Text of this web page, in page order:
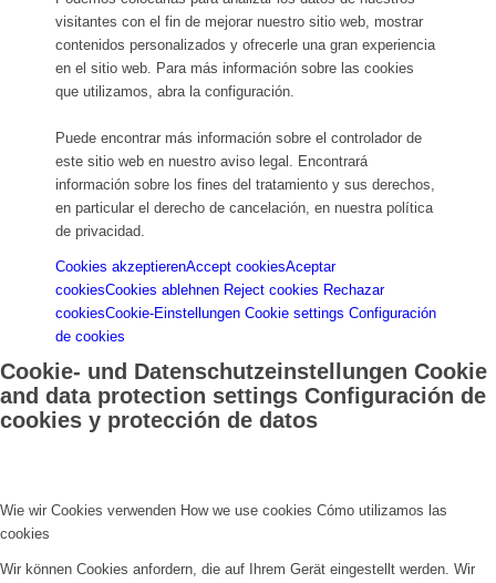
visitantes con el fin de mejorar nuestro sitio web, mostrar
contenidos personalizados y ofrecerle una gran experiencia
en el sitio web. Para más información sobre las cookies
que utilizamos, abra la configuración.
Puede encontrar más información sobre el controlador de
este sitio web en nuestro aviso legal. Encontrará
información sobre los fines del tratamiento y sus derechos,
en particular el derecho de cancelación, en nuestra política
de privacidad.
Cookies akzeptierenAccept cookiesAceptar
cookiesCookies ablehnen Reject cookies Rechazar
cookiesCookie-Einstellungen Cookie settings Configuración
de cookies
Cookie- und Datenschutzeinstellungen Cookie
and data protection settings Configuración de
cookies y protección de datos
Wie wir Cookies verwenden How we use cookies Cómo utilizamos las
cookies
Wir können Cookies anfordern, die auf Ihrem Gerät eingestellt werden. Wir